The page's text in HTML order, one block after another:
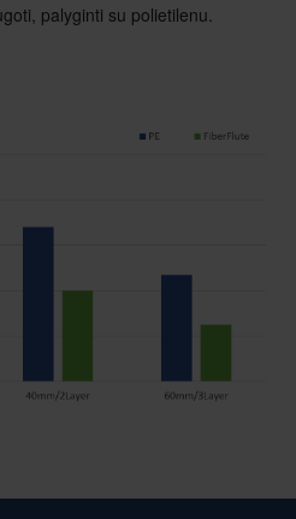
palyginti su polietilenu.